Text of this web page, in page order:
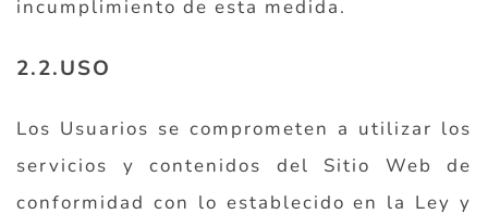
incumplimiento de esta medida.
2.2.USO
Los Usuarios se comprometen a utilizar los
servicios y contenidos del Sitio Web de
conformidad con lo establecido en la Ley y